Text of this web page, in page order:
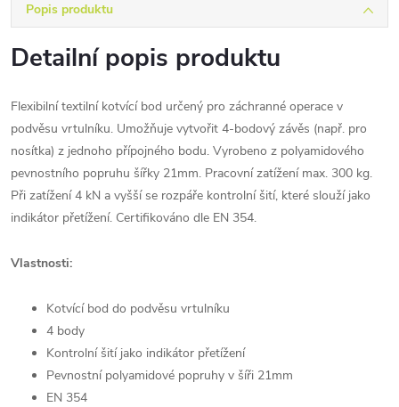
Popis produktu
Detailní popis produktu
Flexibilní textilní kotvící bod určený pro záchranné operace v
podvěsu vrtulníku. Umožňuje vytvořit 4-bodový závěs (např. pro
nosítka) z jednoho přípojného bodu. Vyrobeno z polyamidového
pevnostního popruhu šířky 21mm. Pracovní zatížení max. 300 kg.
Při zatížení 4 kN a vyšší se rozpáře kontrolní šití, které slouží jako
indikátor přetížení. Certifikováno dle EN 354.
Vlastnosti:
Kotvící bod do podvěsu vrtulníku
4 body
Kontrolní šití jako indikátor přetížení
Pevnostní polyamidové popruhy v šíři 21mm
EN 354